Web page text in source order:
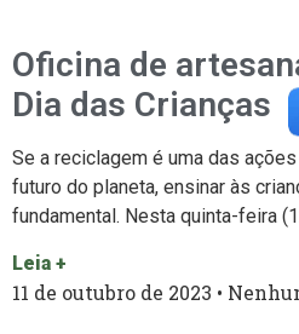
Oficina de
Dia das Crianças
Se a reciclagem é uma das
futuro do planeta, ensinar às
fundamental. Nesta quinta-feira
Leia +
11 de outubro de 2023